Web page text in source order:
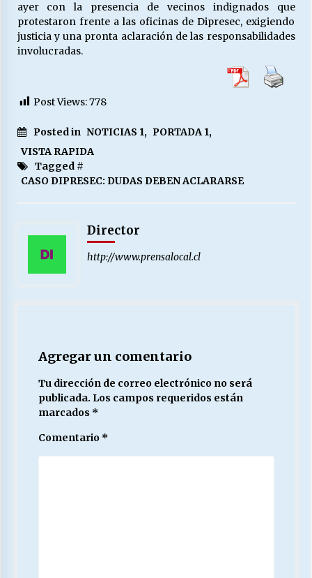
ayer con la presencia de vecinos indignados que
protestaron frente a las oficinas de Dipresec, exigiendo
justicia y una pronta aclaración de las responsabilidades
involucradas.
Post Views:778
Posted in NOTICIAS 1, PORTADA 1,
VISTA RAPIDA
Tagged #
CASO DIPRESEC: DUDAS DEBEN ACLARARSE
Director
http://www.prensalocal.cl
Agregar un comentario
Tu dirección de correo electrónico no será
publicada. Los campos requeridos están
marcados *
Comentario *